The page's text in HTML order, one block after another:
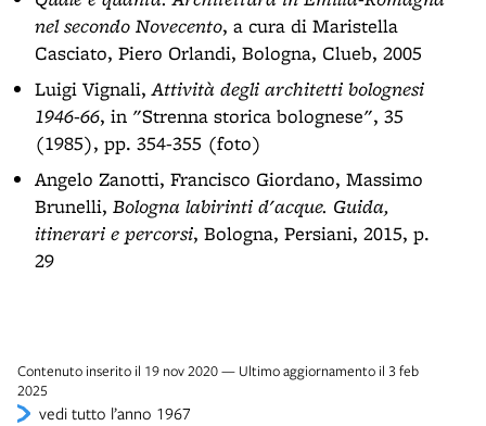
nel secondo Novecento, a cura di Maristella
Casciato, Piero Orlandi, Bologna, Clueb, 2005
Luigi Vignali,Attività degli architetti bolognesi
1946-66, in "Strenna storica bolognese", 35
(1985), pp. 354-355 (foto)
Angelo Zanotti, Francisco Giordano, Massimo
Brunelli, Bologna labirinti d'acque. Guida,
itinerari e percorsi, Bologna, Persiani, 2015, p.
29
Contenuto inserito il 19 nov 2020 — Ultimo aggiornamento il 3 feb
2025
vedi tutto l’anno 1967